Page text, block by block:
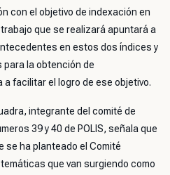
con el objetivo de indexación en
que se realizará apuntará a
en estos dos índices y
la obtención de
facilitar el logro de ese objetivo.
integrante del comité de
39 y 40 de POLIS, señala que
se ha planteado el Comité
que van surgiendo como